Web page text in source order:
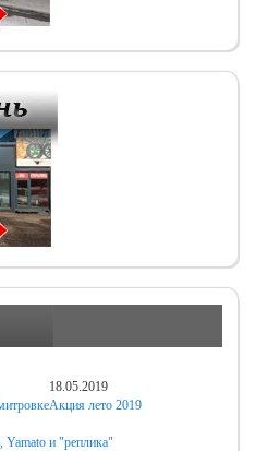
18.05.2019
Акция лето 2019
и "реплика"